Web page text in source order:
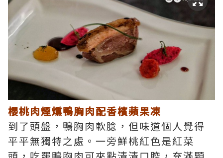
櫻桃肉煙燻鴨胸肉配香檳蘋果凍
到了頭盤，鴨胸肉軟腍，但味道個人覺得
平平無獨特之處。一旁鮮桃紅色是紅菜